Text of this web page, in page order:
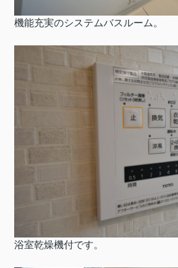
機能充実のシステムバスルーム。
浴室乾燥機付です。